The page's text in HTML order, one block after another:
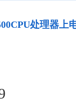
处理器上